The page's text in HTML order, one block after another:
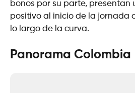
bonos por su parte, presentan
positivo al inicio de la jornada
lo largo de la curva.
Panorama Colombia